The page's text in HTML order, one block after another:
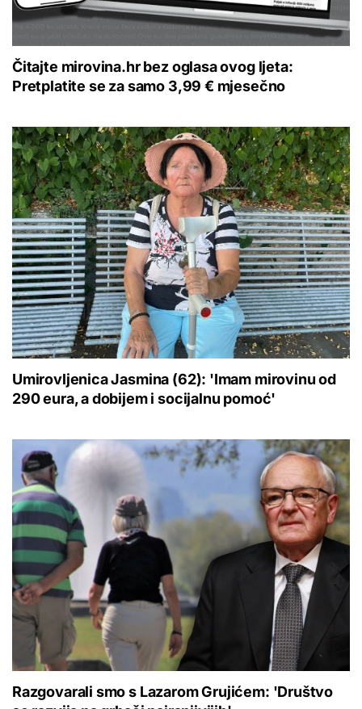
Čitajte mirovina.hr bez oglasa ovog ljeta:
Pretplatite se za samo 3,99 € mjesečno
Umirovljenica Jasmina (62): 'Imam mirovinu od
290 eura, a dobijem i socijalnu pomoć'
Razgovarali smo s Lazarom Grujićem: 'Društvo